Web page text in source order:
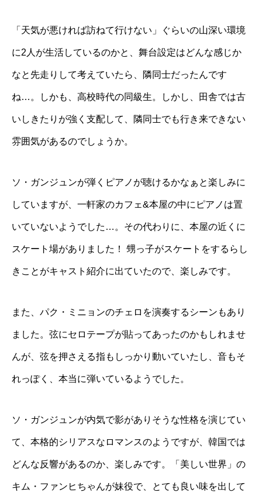
「天気が悪ければ訪ねて行けない」ぐらいの山深い環境
に2人が生活しているのかと、舞台設定はどんな感じか
なと先走りして考えていたら、隣同士だったんです
ね…。しかも、高校時代の同級生。しかし、田舎では古
いしきたりが強く支配して、隣同士でも行き来できない
雰囲気があるのでしょうか。
ソ・ガンジュンが弾くピアノが聴けるかなぁと楽しみに
していますが、一軒家のカフェ&本屋の中にピアノは置
いていないようでした…。その代わりに、本屋の近くに
スケート場がありました！ 甥っ子がスケートをするらし
きことがキャスト紹介に出ていたので、楽しみです。
また、パク・ミニョンのチェロを演奏するシーンもあり
ました。弦にセロテープが貼ってあったのかもしれませ
んが、弦を押さえる指もしっかり動いていたし、音もそ
れっぽく、本当に弾いているようでした。
ソ・ガンジュンが内気で影がありそうな性格を演じてい
て、本格的シリアスなロマンスのようですが、韓国では
どんな反響があるのか、楽しみです。「美しい世界」の
キム・ファンヒちゃんが妹役で、とても良い味を出して